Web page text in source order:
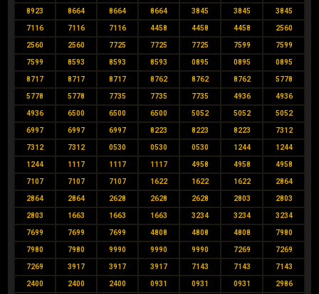
8923 8664 8664 8664 3845 3845 3845
7116 7116 7116 4458 4458 4458 2560
2560 2560 7725 7725 7725 7599 7599
7599 8593 8593 8593 0895 0895 0895
8717 8717 8717 8762 8762 8762 5778
5778 5778 7735 7735 7735 4936 4936
4936 6500 6500 6500 5052 5052 5052
6997 6997 6997 8223 8223 8223 7312
7312 7312 0530 0530 0530 1244 1244
1244 1117 1117 1117 4958 4958 4958
7107 7107 7107 1622 1622 1622 2864
2864 2864 2628 2628 2628 2803 2803
2803 1663 1663 1663 3234 3234 3234
7699 7699 7699 4808 4808 4808 7980
7980 7980 9990 9990 9990 7269 7269
7269 3917 3917 3917 7143 7143 7143
2400 2400 2400 0931 0931 0931 2986